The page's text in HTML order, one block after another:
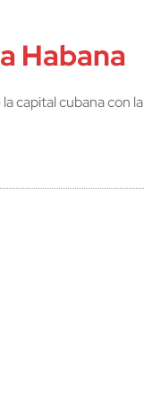
Habana
capital cubana con la